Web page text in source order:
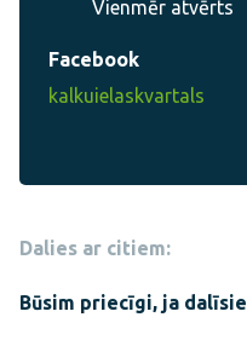
Vienmēr atvērts
Facebook
kalkuielaskvartals
Dalies ar citiem:
Būsim priecīgi, ja